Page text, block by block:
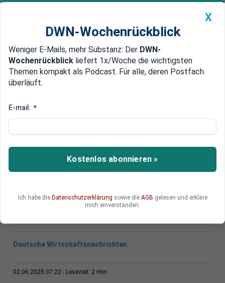
Newsticker MEIN DWN: Geldanlage Premium
Edelmetalle DWN-Magazin China
Litauer übernehmen das
Windkraftsektor
Während Deutschland plant und diskutiert, baut
INIKTI längst: Der litauische Mittelständler treibt
Firmen ausbremsen.
Deutsche Wirtschaftsnachrichten
02.06.2025 07:22 Lesezeit: 2 min
X
DWN-Wochenrückblick
Weniger E-Mails, mehr Substanz: Der DWN-
Wochenrückblick liefert 1x/Woche die wichtigsten
Themen kompakt als Podcast. Für alle, deren Postfach
überläuft.
E-mail: *
Kostenlos abonnieren »
Ich habe die Datenschutzerklärung sowie die AGB gelesen und erkläre
mich einverstanden.